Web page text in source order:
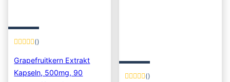
()
Grapefruitkern Extrakt
Kapseln, 500mg, 90
()